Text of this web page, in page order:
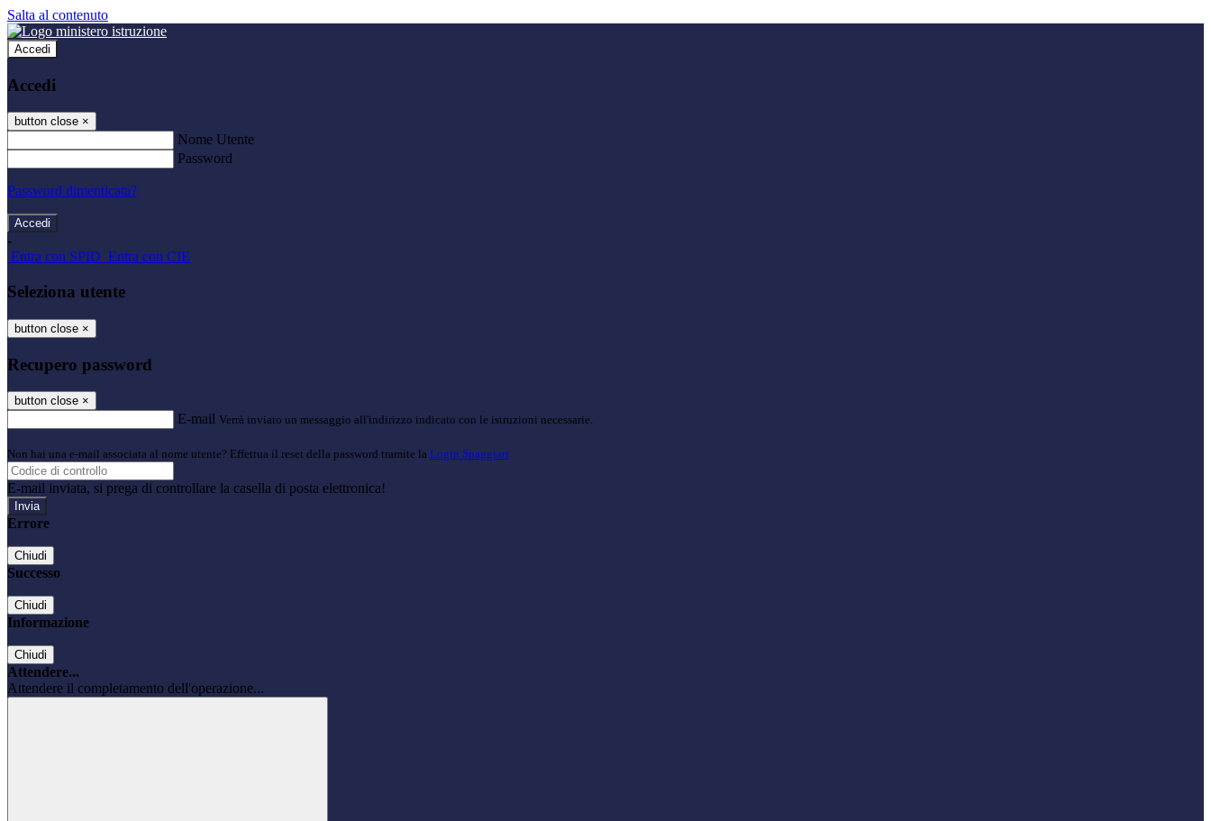
Salta al contenuto
Accedi
Accedi
button close ×
Nome Utente
Password
Password dimenticata?
-
Entra con SPID Entra con CIE
Seleziona utente
button close ×
Recupero password
button close ×
E-mail Verrà inviato un messaggio all'indirizzo indicato con le istruzioni necessarie.
Non hai una e-mail associata al nome utente? Effettua il reset della password tramite la Login Spaggiari
E-mail inviata, si prega di controllare la casella di posta elettronica!
Errore
Chiudi
Successo
Chiudi
Informazione
Chiudi
Attendere...
Attendere il completamento dell'operazione...